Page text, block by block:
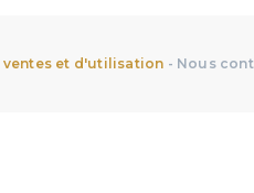
ventes et d'utilisation - Nous